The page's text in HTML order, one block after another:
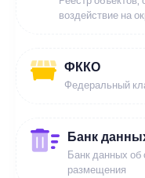
воздействие на
ФККО
Федеральный
Банк
Банк данных об
размещения